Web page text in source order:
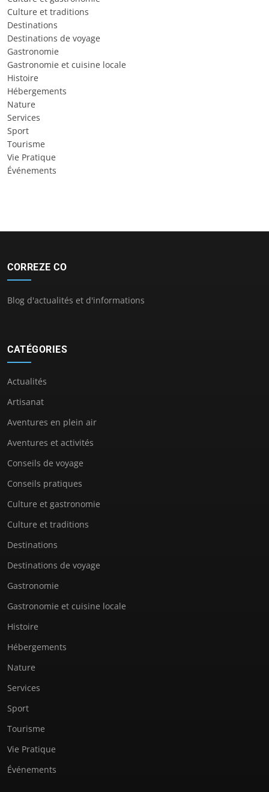
Culture et traditions
Destinations
Destinations de voyage
Gastronomie
Gastronomie et cuisine locale
Histoire
Hébergements
Nature
Services
Sport
Tourisme
Vie Pratique
Événements
CORREZE CO
Blog d'actualités et d'informations
CATÉGORIES
Actualités
Artisanat
Aventures en plein air
Aventures et activités
Conseils de voyage
Conseils pratiques
Culture et gastronomie
Culture et traditions
Destinations
Destinations de voyage
Gastronomie
Gastronomie et cuisine locale
Histoire
Hébergements
Nature
Services
Sport
Tourisme
Vie Pratique
Événements